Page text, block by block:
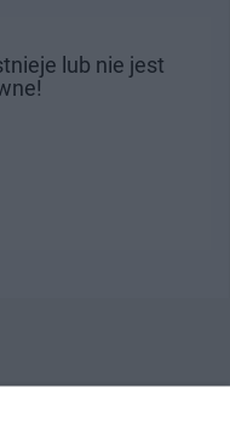
lub nie jest
Serwis Informacyjny Miasta